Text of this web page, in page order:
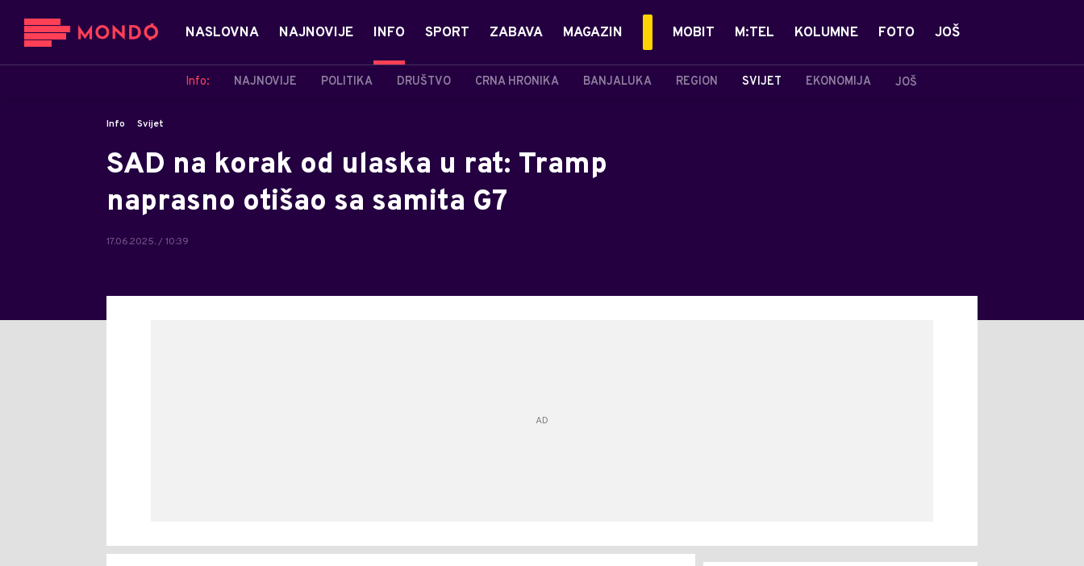
NASLOVNA NAJNOVIJE INFO
Info: NAJNOVIJE POLITIKA DRUŠTVO CRNA HRONIKA BANJALUKA REGION SVIJET EKONOMIJA JOŠ
SPORT ZABAVA MAGAZIN MOBIT M:TEL KOLUMNE FOTO JOŠ
Info Svijet
SAD na korak od ulaska u rat: Tramp
naprasno otišao sa samita G7
17.06.2025. / 10:39